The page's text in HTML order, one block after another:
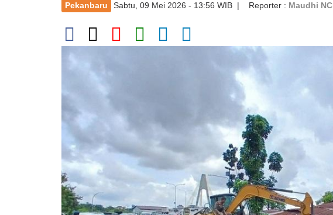
Pekanbaru Sabtu, 09 Mei 2026 - 13:56 WIB | Reporter : Maudhi NC